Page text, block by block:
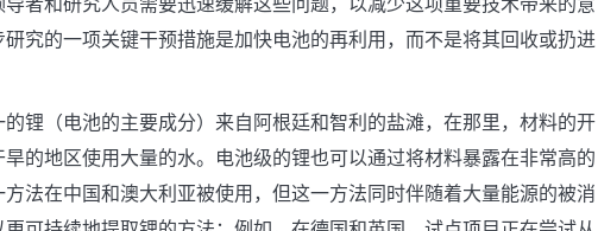
究的一项关键干预措施是加快电池的再利用，而不是将其回收或扔进
锂（电池的主要成分）来自阿根廷和智利的盐滩，在那里，材料的开
的地区使用大量的水。电池级的锂也可以通过将材料暴露在非常高的
法在中国和澳大利亚被使用，但这一方法同时伴随着大量能源的被消